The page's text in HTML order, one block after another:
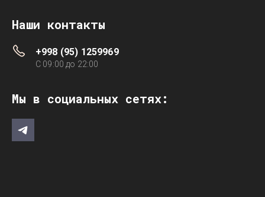
Наши контакты
+998 (95) 1259969
C 09:00 до 22:00
Мы в социальных сетях: